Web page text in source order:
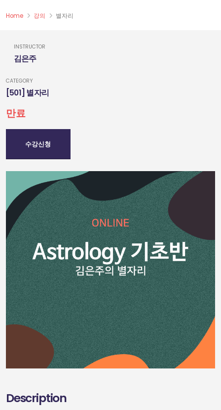
Home 강의 별자리
INSTRUCTOR
김은주
CATEGORY
[501] 별자리
만료
수강신청
Description